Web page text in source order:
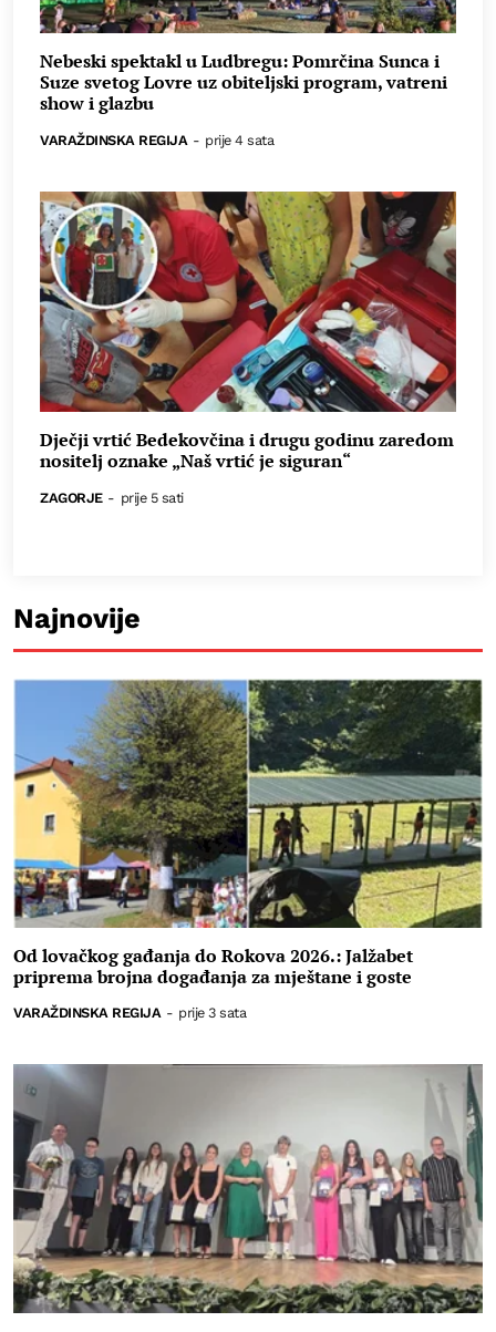
Nebeski spektakl u Ludbregu: Pomrčina Sunca i
Suze svetog Lovre uz obiteljski program, vatreni
show i glazbu
VARAŽDINSKA REGIJA - prije 4 sata
Dječji vrtić Bedekovčina i drugu godinu zaredom
nositelj oznake „Naš vrtić je siguran“
ZAGORJE - prije 5 sati
Najnovije
Od lovačkog gađanja do Rokova 2026.: Jalžabet
priprema brojna događanja za mještane i goste
VARAŽDINSKA REGIJA - prije 3 sata